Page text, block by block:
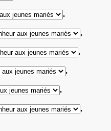
.
.
.
.
.
.